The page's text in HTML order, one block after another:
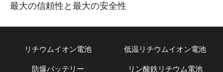
最大の信頼性と最大の安全性
リチウムイオン電池 低温リチウムイオン電池
防爆バッテリー リン酸鉄リチウム電池